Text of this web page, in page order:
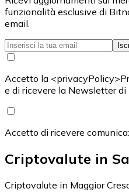
funzionalità esclusive di
email.
Accetto la
e di ricevere la Newsletter
Accetto di ricevere
Criptovalute in
Criptovalute in Maggior